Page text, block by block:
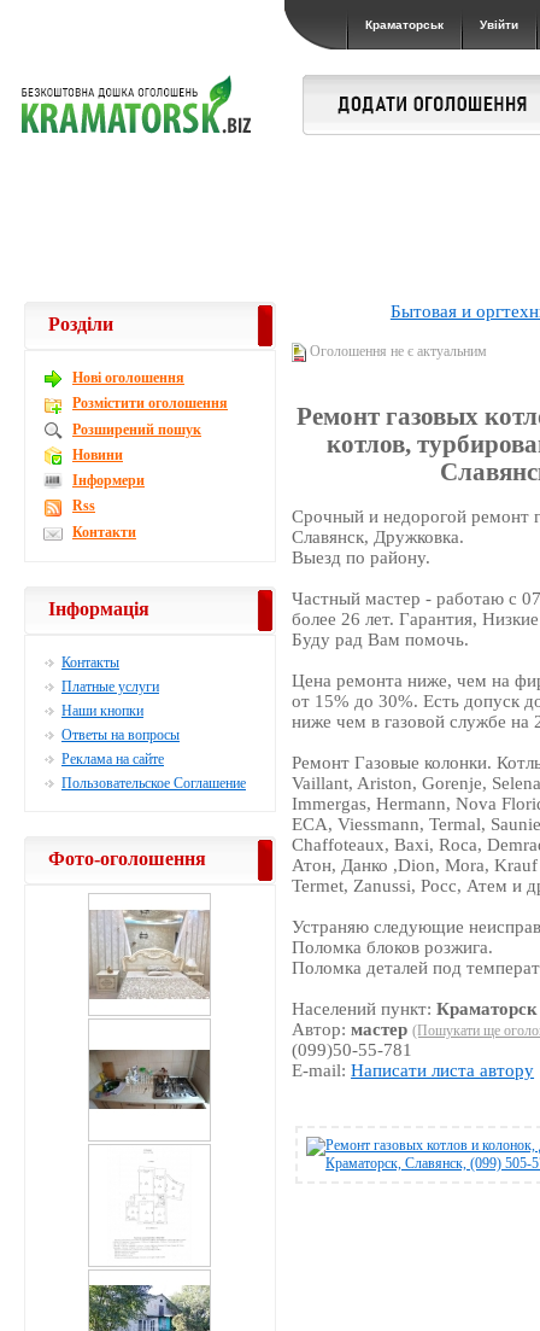
Краматорськ Увійти
Бытовая и
Оголошення не є актуальним
Ремонт газовых
котлов,
Срочный и недорогой ремонт
Славянск, Дружковка.
Выезд по району.
Частный мастер - работаю с
более 26 лет. Гарантия,
Буду рад Вам помочь.
Цена ремонта ниже, чем на
от 15% до 30%. Есть допуск
ниже чем в газовой службе на
Ремонт Газовые колонки.
Vaillant, Ariston, Gorenje,
Immergas, Hermann, Nova
ECA, Viessmann, Termal,
Chaffoteaux, Baxi, Roca,
Атон, Данко ,Dion, Mora,
Termet, Zanussi, Росс, Атем и
Устраняю следующие
Поломка блоков розжига.
Поломка деталей под
Населений пункт:Краматорск
Автор:мастер (Пошукати ще
(099)50-55-781
E-mail:Написати листа автору
Розділи
Новi оголошення
Розмістити оголошення
Розширений пошук
Новини
Інформери
Rss
Контакти
Інформація
Контакты
Платные услуги
Наши кнопки
Ответы на вопросы
Реклама на сайте
Пользовательское Соглашение
Фото-оголошення